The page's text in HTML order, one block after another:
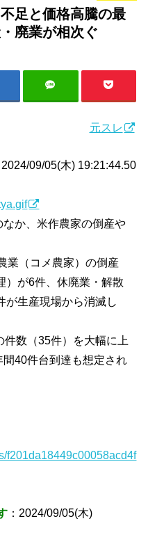
足と価格高騰の最
廃業が相次ぐ
元スレ
2024/09/05(木) 19:21:44.50
か、米作農家の倒産や
業（コメ農家）の倒産
）が6件、休廃業・解散
が生産現場から消滅し
数（35件）を大幅に上
40件台到達も想定され
f201da18449c00058acd4f
：2024/09/05(木)